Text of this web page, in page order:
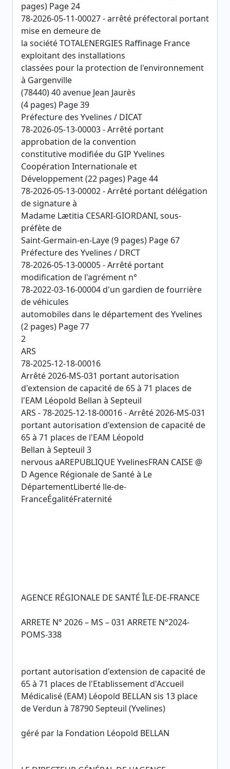
pages) Page 24
78-2026-05-11-00027 - arrêté préfectoral portant
mise en demeure de
la société TOTALENERGIES Raffinage France
exploitant des installations
classées pour la protection de l'environnement
à Gargenville
(78440) 40 avenue Jean Jaurès
(4 pages) Page 39
Préfecture des Yvelines / DICAT
78-2026-05-13-00003 - Arrêté portant
approbation de la convention
constitutive modifiée du GIP Yvelines
Coopération Internationale et
Développement (22 pages) Page 44
78-2026-05-13-00002 - Arrêté portant délégation
de signature à
Madame Lætitia CESARI-GIORDANI, sous-
préfète de
Saint-Germain-en-Laye (9 pages) Page 67
Préfecture des Yvelines / DRCT
78-2026-05-13-00005 - Arrêté portant
modification de l'agrément n°
78-2022-03-16-00004 d'un gardien de fourrière
de véhicules
automobiles dans le département des Yvelines
(2 pages) Page 77
2
ARS
78-2025-12-18-00016
Arrêté 2026-MS-031 portant autorisation
d'extension de capacité de 65 à 71 places de
l'EAM Léopold Bellan à Septeuil
ARS - 78-2025-12-18-00016 - Arrêté 2026-MS-031
portant autorisation d'extension de capacité de
65 à 71 places de l'EAM Léopold
Bellan à Septeuil 3
nervous aAREPUBLIQUE YvelinesFRAN CAISE @
D Agence Régionale de Santé à Le
DépartementLiberté lle-de-
FranceÉgalitéFraternité
AGENCE RÉGIONALE DE SANTÉ ÎLE-DE-FRANCE
ARRETE N° 2026 – MS – 031 ARRETE N°2024-
POMS-338
portant autorisation d'extension de capacité de
65 à 71 places de l'Etablissement d'Accueil
Médicalisé (EAM) Léopold BELLAN sis 13 place
de Verdun à 78790 Septeuil (Yvelines)
géré par la Fondation Léopold BELLAN